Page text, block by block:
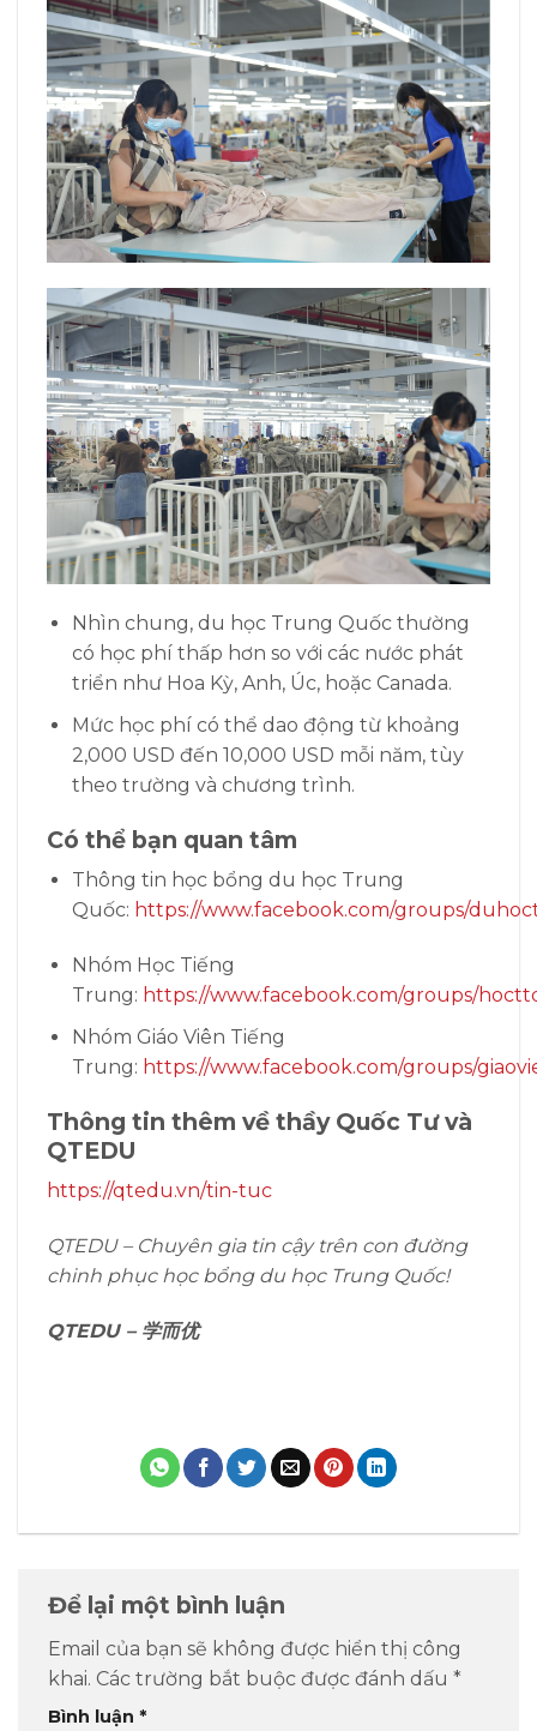
Nhìn chung, du học Trung Quốc thường
có học phí thấp hơn so với các nước phát
triển như Hoa Kỳ, Anh, Úc, hoặc Canada.
Mức học phí có thể dao động từ khoảng
2,000 USD đến 10,000 USD mỗi năm, tùy
theo trường và chương trình.
Có thể bạn quan tâm
Thông tin học bổng du học Trung
Quốc: https://www.facebook.com/groups/
Nhóm Học Tiếng
Trung: https://www.facebook.com/groups/
Nhóm Giáo Viên Tiếng
Trung: https://www.facebook.com/groups/
Thông tin thêm về thầy Quốc Tư và
QTEDU
https://qtedu.vn/tin-tuc
QTEDU – Chuyên gia tin cậy trên con đường
chinh phục học bổng du học Trung Quốc!
QTEDU – 学而优
Để lại một bình luận
Email của bạn sẽ không được hiển thị công
khai. Các trường bắt buộc được đánh dấu *
Bình luận *